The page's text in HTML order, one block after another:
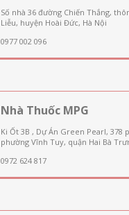
Số nhà 36 đường Chiến Thắng,
Liễu, huyện Hoài Đức, Hà Nội
0977 002 096
Nhà Thuốc MPG
Ki Ốt 3B , Dự Án Green Pearl, 378
phường Vĩnh Tuy, quận Hai Bà
0972 624 817